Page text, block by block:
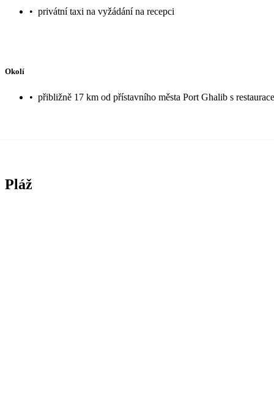
• privátní taxi na vyžádání na recepci
Okolí
• přibližně 17 km od přístavního města Port Ghalib s
Pláž